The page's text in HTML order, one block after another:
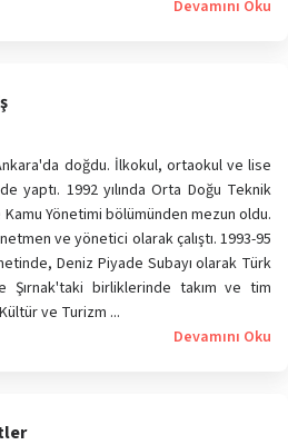
Devamını Oku
doğdu. İlkokul, ortaokul ve lise
yaptı. 1992 yılında Orta Doğu Teknik
Yönetimi bölümünden mezun oldu.
ve yönetici olarak çalıştı. 1993-95
Deniz Piyade Subayı olarak Türk
Şırnak'taki birliklerinde takım ve tim
ve Turizm ...
Devamını Oku